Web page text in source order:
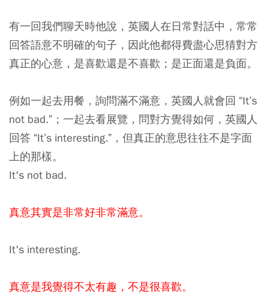
有一回我們聊天時他說，英國人在日常對話中，常常
回答語意不明確的句子，因此他都得費盡心思猜對方
真正的心意，是喜歡還是不喜歡；是正面還是負面。
例如一起去用餐，詢問滿不滿意，英國人就會回 “It’s
not bad.”；一起去看展覽，問對方覺得如何，英國人
回答 “It’s interesting.”，但真正的意思往往不是字面
上的那樣。
It's not bad.
真意其實是非常好非常滿意。
It's interesting.
真意是我覺得不太有趣，不是很喜歡。